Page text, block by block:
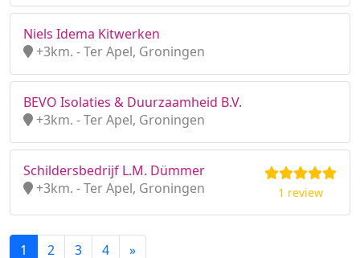
Niels Idema Kitwerken
+3km. - Ter Apel, Groningen
BEVO Isolaties & Duurzaamheid B.V.
+3km. - Ter Apel, Groningen
Schildersbedrijf L.M. Dümmer
+3km. - Ter Apel, Groningen
1 review
1 2 3 4 »